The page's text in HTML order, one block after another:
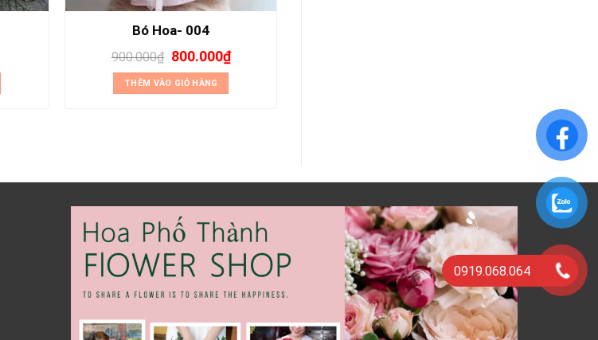
Bó Hoa- 004
900.000₫ 800.000₫
THÊM VÀO GIỎ HÀNG
0919.068.064